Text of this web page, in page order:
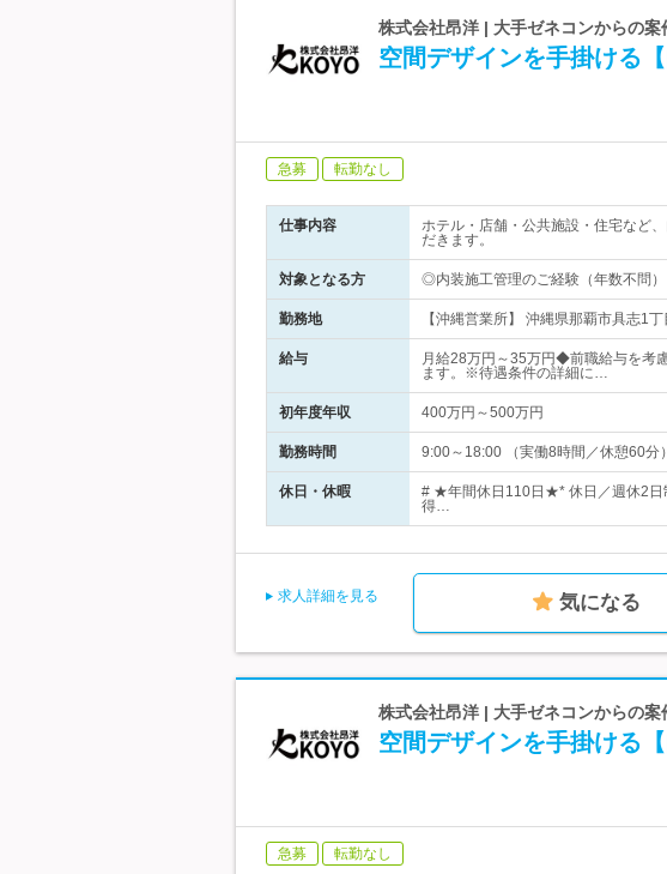
株式会社昂洋 | 大手ゼネコンからの
空間デザインを手掛ける
急募 転勤なし
仕事内容
ホテル・店舗・公共施設・住宅など
だきます。
対象となる方 ◎内装施工管理のご経験（年数不問
勤務地 【沖縄営業所】 沖縄県那覇市具志1
給与
月給28万円～35万円◆前職給与を考
ます。※待遇条件の詳細に…
初年度年収 400万円～500万円
勤務時間 9:00～18:00 （実働8時間／休憩60
休日・休暇
# ★年間休日110日★* 休日／週休2日
得…
求人詳細を見る 気になる
株式会社昂洋 | 大手ゼネコンからの
空間デザインを手掛ける
急募 転勤なし